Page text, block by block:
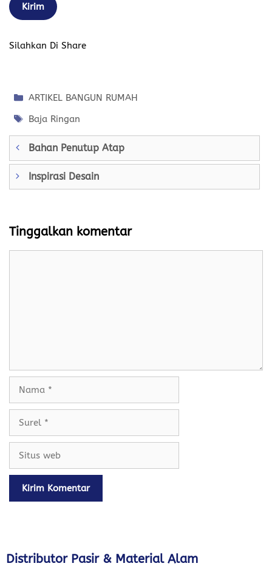
Silahkan Di Share
Kategori
ARTIKEL BANGUN RUMAH
Tag
Baja Ringan
Bahan Penutup Atap
Inspirasi Desain
Tinggalkan komentar
web
Distributor Pasir & Material Alam